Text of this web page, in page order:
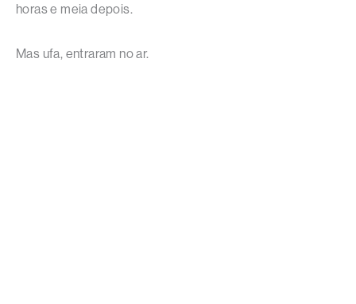
horas e meia depois.
Mas ufa, entraram no ar.